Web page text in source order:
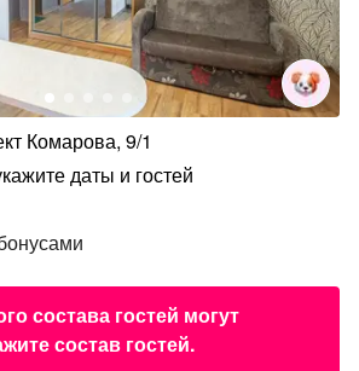
Комарова, 9/1
даты и гостей
состава гостей могут
состав гостей.